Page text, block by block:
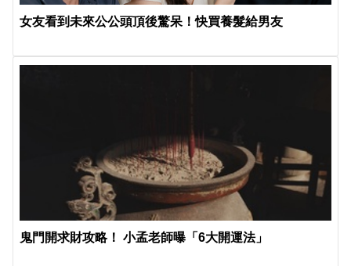
女友看到未來公公頭頂後驚呆！快買養髮給男友
鬼門開求財攻略！ 小孟老師曝「6大開運法」